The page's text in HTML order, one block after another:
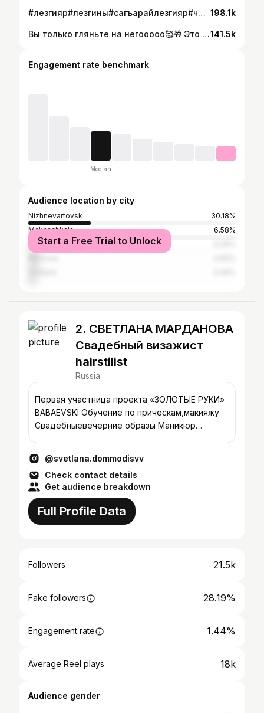
#лезгияр#лезгины#сагъарайлезгияр#чихалкь#манияр 198.1k
Вы только гляньте на негооооо🥰🎁 Это мой самый главный поклонник❤️😭 @_gr_baxt_offical_ @nasir_gr_baxt_ #лезгияр141.5k
Engagement rate benchmark
Median
Audience location by city
Nizhnevartovsk
30.18%
Makhachkala
6.58%
Surgut
Start a Free Trial to Unlock
2. СВЕТЛАНА МАРДАНОВА
Свадебный визажист
hairstilist
Russia
Первая участница проекта «ЗОЛОТЫЕ РУКИ»
BABAEVSKI Обучение по прическам,макияжу
Свадебныевечерние образы Маникюр
@svetlana.dommodisvv
Check contact details
Get audience breakdown
Full Profile Data
Followers 21.5k
Fake followers 28.19%
Engagement rate 1.44%
Average Reel plays 18k
Audience gender